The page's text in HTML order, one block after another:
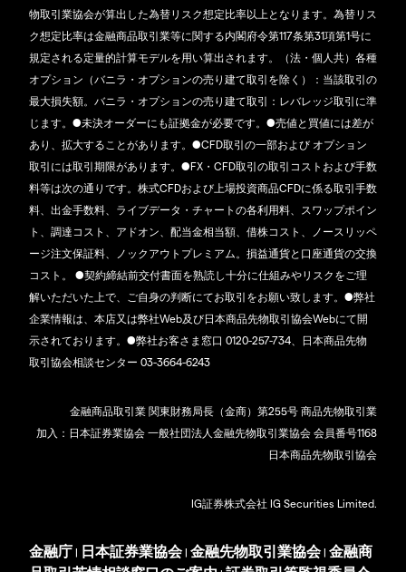
物取引業協会が算出した為替リスク想定比率以上となります。為替リス
ク想定比率は金融商品取引業等に関する内閣府令第117条第31項第1号に
規定される定量的計算モデルを用い算出されます。（法・個人共）各種
オプション（バニラ・オプションの売り建て取引を除く）：当該取引の
最大損失額。バニラ・オプションの売り建て取引：レバレッジ取引に準
じます。●未決オーダーにも証拠金が必要です。●売値と買値には差が
あり、拡大することがあります。●CFD取引の一部および オプション
取引には取引期限があります。●FX・CFD取引の取引コストおよび手数
料等は次の通りです。株式CFDおよび上場投資商品CFDに係る取引手数
料、出金手数料、ライブデータ・チャートの各利用料、スワップポイン
ト、調達コスト、アドオン、配当金相当額、借株コスト、ノースリッペ
ージ注文保証料、ノックアウトプレミアム。損益通貨と口座通貨の交換
コスト。 ●契約締結前交付書面を熟読し十分に仕組みやリスクをご理
解いただいた上で、ご自身の判断にてお取引をお願い致します。●弊社
企業情報は、本店又は弊社Web及び日本商品先物取引協会Webにて開
示されております。●弊社お客さま窓口 0120-257-734、日本商品先物
取引協会相談センター 03-3664-6243
金融商品取引業 関東財務局長（金商）第255号 商品先物取引業
加入：日本証券業協会 一般社団法人金融先物取引業協会 会員番号1168
日本商品先物取引協会
IG証券株式会社 IG Securities Limited.
金融庁 | 日本証券業協会| 金融先物取引業協会| 金融商